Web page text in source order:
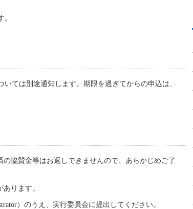
ては別途通知します。期限を過ぎてからの申込は、
協賛金等はお返しできませんので、あらかじめご了
ります。
）のうえ、実行委員会に提出してください。